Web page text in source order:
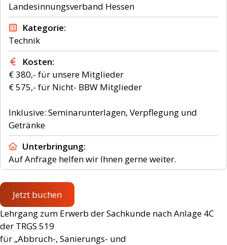
Landesinnungsverband Hessen
Kategorie
Technik
Kosten
€ 380,- für unsere Mitglieder
€ 575,- für Nicht- BBW Mitglieder
Inklusive: Seminarunterlagen, Verpflegung und
Getränke
Unterbringung
Auf Anfrage helfen wir Ihnen gerne weiter.
Jetzt buchen
Lehrgang zum Erwerb der Sachkunde nach Anlage 4C
der TRGS 519
für „Abbruch-, Sanierungs- und